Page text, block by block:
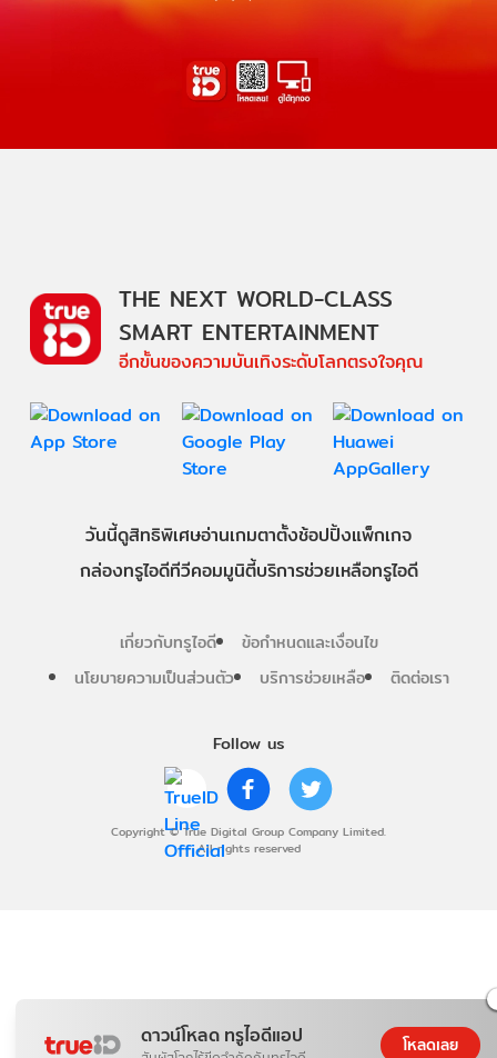
ดาวน์โหลด ทรูไอดีแอป โหลดเลย
Follow us
Copyright © True Digital Group Company Limited.
All rights reserved
THE NEXT WORLD-CLASS
SMART ENTERTAINMENT
อีกขั้นของความบันเทิงระดับโลกตรงใจคุณ
วันนี้ดูสิทธิพิเศษอ่านเกมตาตั้งช้อปปิ้งแพ็กเกจ
กล่องทรูไอดีทีวีคอมมูนิตี้บริการช่วยเหลือทรูไอดี
เกี่ยวกับทรูไอดี
ข้อกำหนดและเงื่อนไข
นโยบายความเป็นส่วนตัว
บริการช่วยเหลือ ติดต่อเรา